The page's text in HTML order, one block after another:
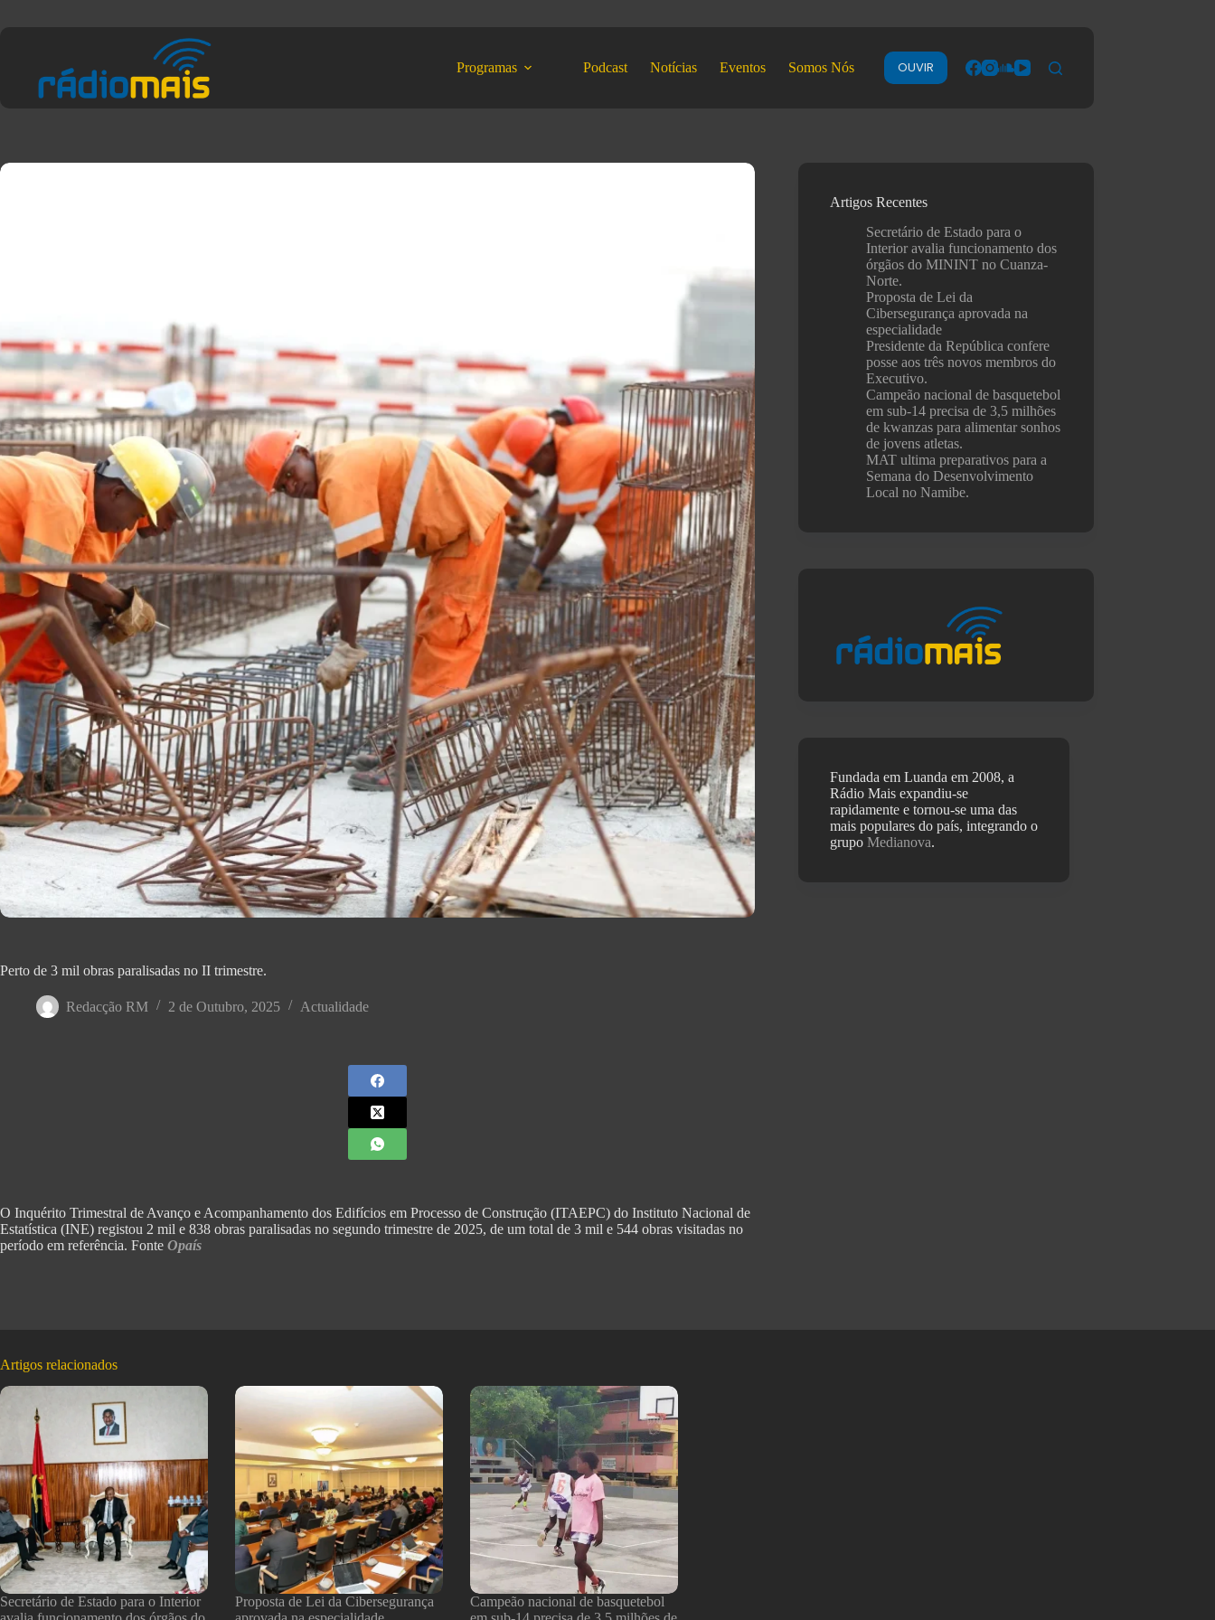
Programas Podcast Notícias Eventos Somos Nós OUVIR
Perto de 3 mil obras paralisadas no II trimestre.
Redacção RM 2 de Outubro, 2025 Actualidade
O Inquérito Trimestral de Avanço e Acompanhamento dos Edifícios em Processo de Construção (ITAEPC) do Instituto Nacional de
Estatística (INE) registou 2 mil e 838 obras paralisadas no segundo trimestre de 2025, de um total de 3 mil e 544 obras visitadas no
período em referência. Fonte Opaís
Artigos Recentes
Secretário de Estado para o
Interior avalia funcionamento dos
órgãos do MININT no Cuanza-
Norte.
Proposta de Lei da
Cibersegurança aprovada na
especialidade
Presidente da República confere
posse aos três novos membros do
Executivo.
Campeão nacional de basquetebol
em sub-14 precisa de 3,5 milhões
de kwanzas para alimentar sonhos
de jovens atletas.
MAT ultima preparativos para a
Semana do Desenvolvimento
Local no Namibe.
Fundada em Luanda em 2008, a
Rádio Mais expandiu-se
rapidamente e tornou-se uma das
mais populares do país, integrando o
grupoMedianova.
Artigos relacionados
Secretário de Estado para o Interior
Proposta de Lei da Cibersegurança
Campeão nacional de basquetebol